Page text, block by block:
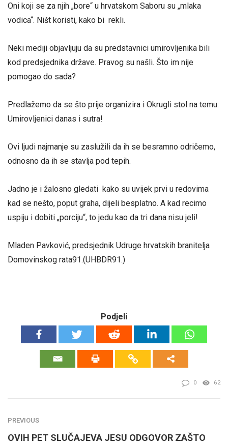
Oni koji se za njih „bore“ u hrvatskom Saboru su „mlaka
vodica“. Ništ koristi, kako bi rekli.
Neki mediji objavljuju da su predstavnici umirovljenika bili
kod predsjednika države. Pravog su našli. Što im nije
pomogao do sada?
Predlažemo da se što prije organizira i Okrugli stol na temu:
Umirovljenici danas i sutra!
Ovi ljudi najmanje su zaslužili da ih se besramno odričemo,
odnosno da ih se stavlja pod tepih.
Jadno je i žalosno gledati kako su uvijek prvi u redovima
kad se nešto, poput graha, dijeli besplatno. A kad recimo
uspiju i dobiti „porciju“, to jedu kao da tri dana nisu jeli!
Mladen Pavković, predsjednik Udruge hrvatskih branitelja
Domovinskog rata91.(UHBDR91.)
Podjeli
0 62
PREVIOUS
OVIH PET SLUČAJEVA JESU ODGOVOR ZAŠTO